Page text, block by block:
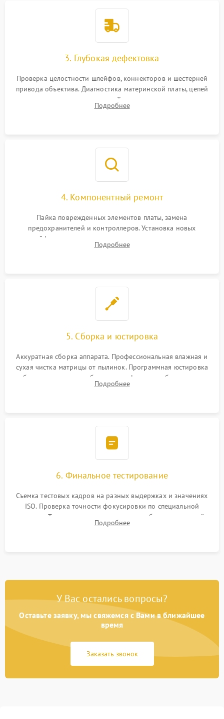
3. Глубокая дефектовка
Проверка целостности шлейфов, коннекторов и шестерней
привода объектива. Диагностика материнской платы, цепей
питания и картоприемника. Тестирование механизма
затвора и блока внутрикамерной стабилизации.
Подробнее
4. Компонентный ремонт
Пайка поврежденных элементов платы, замена
предохранителей и контроллеров. Установка новых
шлейфов, дисплея, механизма затвора или двигателя
автофокуса. Восстановление геометрии тубуса объектива
Подробнее
5. Сборка и юстировка
Аккуратная сборка аппарата. Профессиональная влажная и
сухая чистка матрицы от пылинок. Программная юстировка
рабочего отрезка, калибровка автофокуса, стабилизатора и
экспозамера с помощью сервисного ПО.
Подробнее
6. Финальное тестирование
Съемка тестовых кадров на разных выдержках и значениях
ISO. Проверка точности фокусировки по специальной
мишени. Тест записи на карту памяти, работы встроенной
вспышки, микрофона и всех кнопок управления.
Подробнее
У Вас остались вопросы?
Оставьте заявку, мы свяжемся с Вами в ближайшее
время
Заказать звонок